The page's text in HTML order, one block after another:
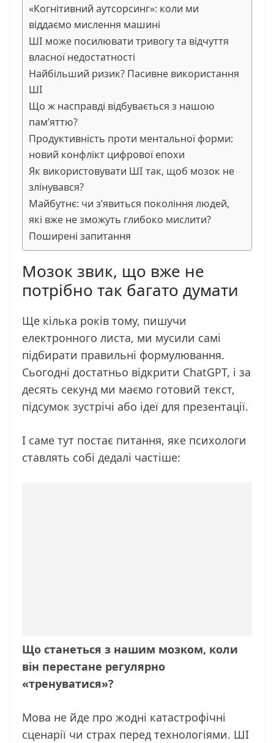
«Когнітивний аутсорсинг»: коли ми
віддаємо мислення машині
ШІ може посилювати тривогу та відчуття
власної недостатності
Найбільший ризик? Пасивне використання
ШІ
Що ж насправді відбувається з нашою
пам’яттю?
Продуктивність проти ментальної форми:
новий конфлікт цифрової епохи
Як використовувати ШІ так, щоб мозок не
злінувався?
Майбутнє: чи з’явиться покоління людей,
які вже не зможуть глибоко мислити?
Поширені запитання
Мозок звик, що вже не
потрібно так багато думати
Ще кілька років тому, пишучи
електронного листа, ми мусили самі
підбирати правильні формулювання.
Сьогодні достатньо відкрити ChatGPT, і за
десять секунд ми маємо готовий текст,
підсумок зустрічі або ідеї для презентації.
І саме тут постає питання, яке психологи
ставлять собі дедалі частіше:
Що станеться з нашим мозком, коли
він перестане регулярно
«тренуватися»?
Мова не йде про жодні катастрофічні
сценарії чи страх перед технологіями. ШІ